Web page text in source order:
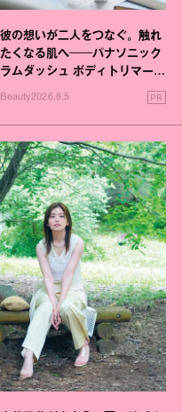
彼の想いが二人をつなぐ。触れ
たくなる肌へ──パナソニック
ラムダッシュ ボディトリマーが
Beauty2026.8.5 PR